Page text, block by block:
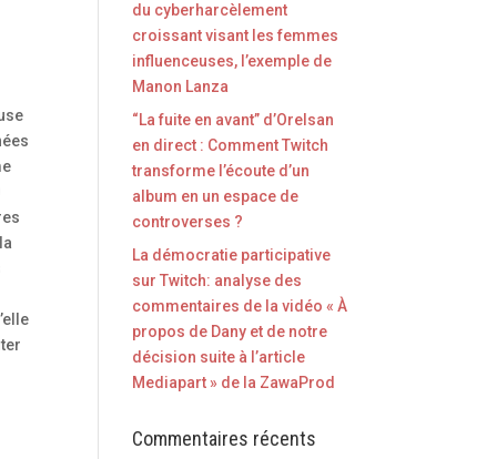
du cyberharcèlement
croissant visant les femmes
influenceuses, l’exemple de
Manon Lanza
“La fuite en avant” d’Orelsan
en direct : Comment Twitch
transforme l’écoute d’un
album en un espace de
controverses ?
La démocratie participative
sur Twitch: analyse des
commentaires de la vidéo « À
propos de Dany et de notre
décision suite à l’article
Mediapart » de la ZawaProd
Commentaires récents